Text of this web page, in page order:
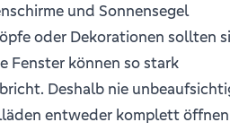
und Sonnensegel
oder Dekorationen sollten
Fenster können so stark
Deshalb nie
entweder komplett